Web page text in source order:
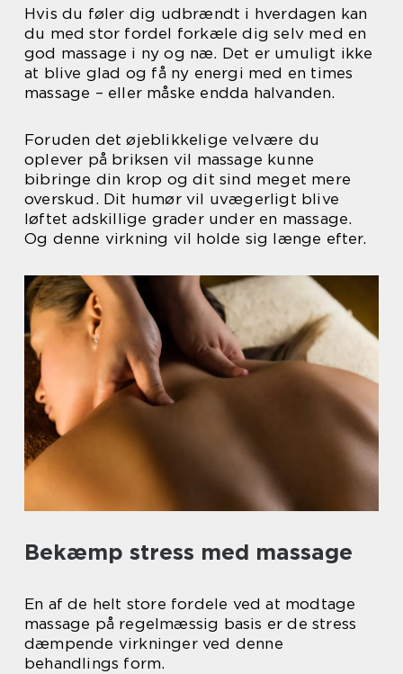
Hvis du føler dig udbrændt i hverdagen kan
du med stor fordel forkæle dig selv med en
god massage i ny og næ. Det er umuligt ikke
at blive glad og få ny energi med en times
massage – eller måske endda halvanden.
Foruden det øjeblikkelige velvære du
oplever på briksen vil massage kunne
bibringe din krop og dit sind meget mere
overskud. Dit humør vil uvægerligt blive
løftet adskillige grader under en massage.
Og denne virkning vil holde sig længe efter.
Bekæmp stress med massage
En af de helt store fordele ved at modtage
massage på regelmæssig basis er de stress
dæmpende virkninger ved denne
behandlings form.